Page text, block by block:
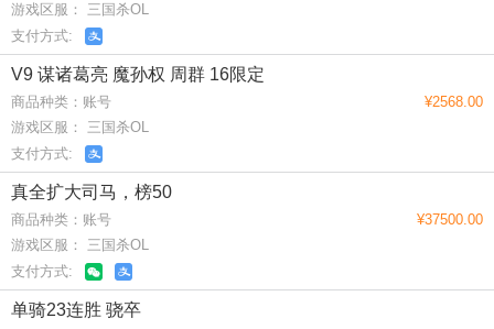
游戏区服： 三国杀OL
支付方式:
V9 谋诸葛亮 魔孙权 周群 16限定
商品种类：账号
游戏区服： 三国杀OL
支付方式:
¥2568.00
真全扩大司马，榜50
商品种类：账号
游戏区服： 三国杀OL
支付方式:
¥37500.00
单骑23连胜 骁卒